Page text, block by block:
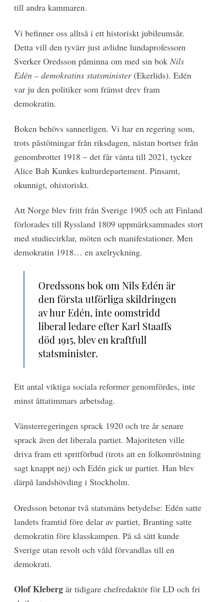
till andra kammaren.
Vi befinner oss alltså i ett historiskt jubileumsår.
Detta vill den tyvärr just avlidne lundaprofessorn
Sverker Oredsson påminna om med sin bok Nils
Edén – demokratins statsminister (Ekerlids). Edén
var ju den politiker som främst drev fram
demokratin.
Boken behövs sannerligen. Vi har en regering som,
trots påstötningar från riksdagen, nästan bortser från
genombrottet 1918 – det får vänta till 2021, tycker
Alice Bah Kunkes kulturdepartement. Pinsamt,
okunnigt, ohistoriskt.
Att Norge blev fritt från Sverige 1905 och att Finland
förlorades till Ryssland 1809 uppmärksammades stort
med studiecirklar, möten och manifestationer. Men
demokratin 1918… en axelryckning.
Oredssons bok om Nils Edén är
den första utförliga skildringen
av hur Edén, inte oomstridd
liberal ledare efter Karl Staaffs
död 1915, blev en kraftfull
statsminister.
Ett antal viktiga sociala reformer genomfördes, inte
minst åttatimmars arbetsdag.
Vänsterregeringen sprack 1920 och tre år senare
sprack även det liberala partiet. Majoriteten ville
driva fram ett spritförbud (trots att en folkomröstning
sagt knappt nej) och Edén gick ur partiet. Han blev
därpå landshövding i Stockholm.
Oredsson betonar två statsmäns betydelse: Edén satte
landets framtid före delar av partiet, Branting satte
demokratin före klasskampen. På så sätt kunde
Sverige utan revolt och våld förvandlas till en
demokrati.
Olof Klebergär tidigare chefredaktör för LD och fri